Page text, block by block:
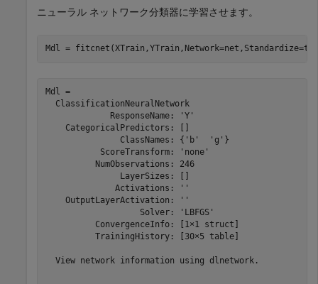
ニューラル ネットワーク分類器に学習させます。
Mdl =
Mdl =
  ClassificationNeuralNetwork
             ResponseName: 'Y'
    CategoricalPredictors: []
               ClassNames: {'b'  'g'}
           ScoreTransform: 'none'
          NumObservations: 246
               LayerSizes: []
              Activations: ''
    OutputLayerActivation: ''
                   Solver: 'LBFGS'
          ConvergenceInfo: [1×1 struct]
          TrainingHistory: [30×5 table]
  View network information using dlnetwork.